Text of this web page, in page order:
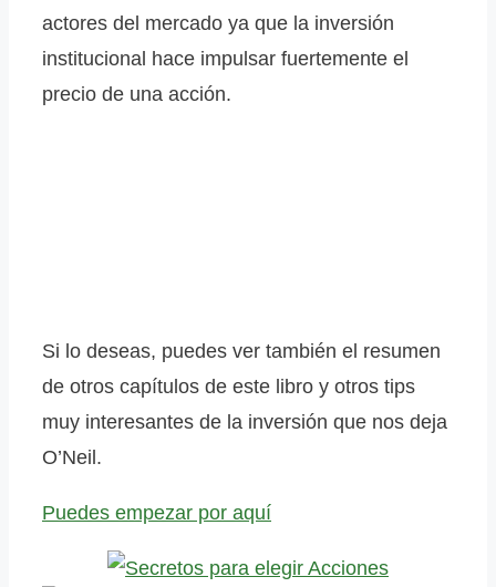
actores del mercado ya que la inversión
institucional hace impulsar fuertemente el
precio de una acción.
Si lo deseas, puedes ver también el resumen
de otros capítulos de este libro y otros tips
muy interesantes de la inversión que nos deja
O’Neil.
Puedes empezar por aquí